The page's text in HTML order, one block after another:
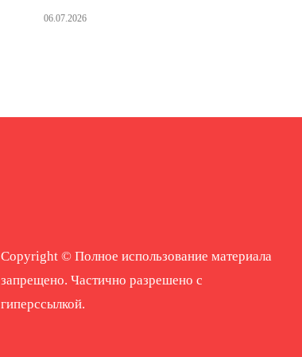
06.07.2026
Copyright © Полное использование материала
запрещено. Частично разрешено с
гиперссылкой.